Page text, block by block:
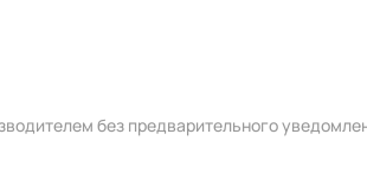
без предварительного